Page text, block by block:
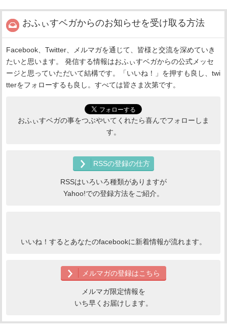
おふぃすベガからのお知らせを受け取る方法
Facebook、Twitter、メルマガを通じて、皆様と交流を深めていき
たいと思います。 発信する情報はおふぃすベガからの公式メッセ
ージと思っていただいて結構です。「いいね！」を押すも良し、twi
tterをフォローするも良し。すべては皆さま次第です。
おふぃすベガの事をつぶやいてくれたら喜んでフォローしま
す。
RSSの登録の仕方
RSSはいろいろ種類がありますが
Yahoo!での登録方法をご紹介。
いいね！するとあなたのfacebookに新着情報が流れます。
メルマガの登録はこちら
メルマガ限定情報を
いち早くお届けします。